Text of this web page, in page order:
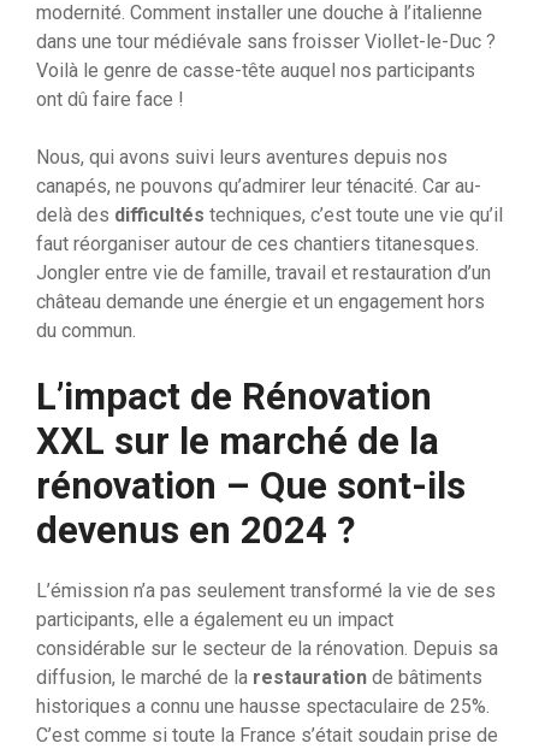
modernité. Comment installer une douche à l’italienne
dans une tour médiévale sans froisser Viollet-le-Duc ?
Voilà le genre de casse-tête auquel nos participants
ont dû faire face !
Nous, qui avons suivi leurs aventures depuis nos
canapés, ne pouvons qu’admirer leur ténacité. Car au-
delà des difficultés techniques, c’est toute une vie qu’il
faut réorganiser autour de ces chantiers titanesques.
Jongler entre vie de famille, travail et restauration d’un
château demande une énergie et un engagement hors
du commun.
L’impact de Rénovation
XXL sur le marché de la
rénovation – Que sont-ils
devenus en 2024 ?
L’émission n’a pas seulement transformé la vie de ses
participants, elle a également eu un impact
considérable sur le secteur de la rénovation. Depuis sa
diffusion, le marché de la restauration de bâtiments
historiques a connu une hausse spectaculaire de 25%.
C’est comme si toute la France s’était soudain prise de